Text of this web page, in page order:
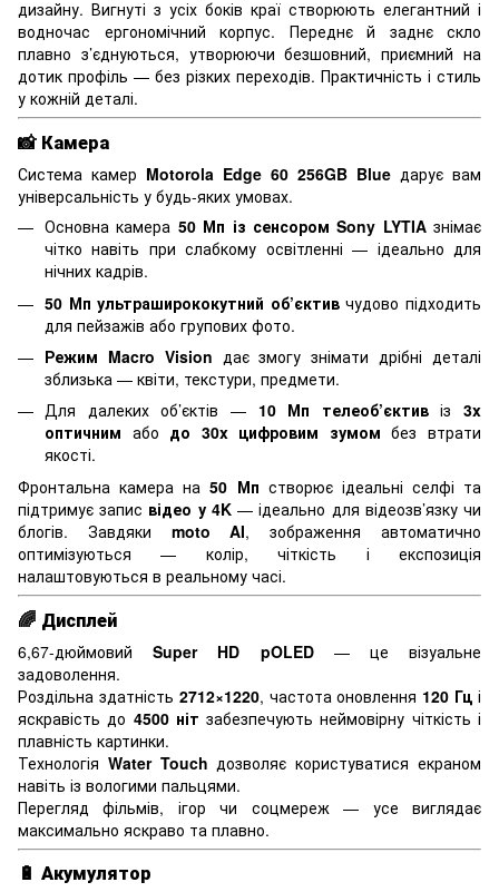
дизайну. Вигнуті з усіх боків краї створюють елегантний і
водночас ергономічний корпус. Переднє й заднє скло
плавно з’єднуються, утворюючи безшовний, приємний на
дотик профіль — без різких переходів. Практичність і стиль
у кожній деталі.
📸 Камера
Система камер Motorola Edge 60 256GB Blue дарує вам
універсальність у будь-яких умовах.
Основна камера 50 Мп із сенсором Sony LYTIAзнімає
чітко навіть при слабкому освітленні — ідеально для
нічних кадрів.
50 Мп ультраширококутний об’єктивчудово підходить
для пейзажів або групових фото.
Режим Macro Vision дає змогу знімати дрібні деталі
зблизька — квіти, текстури, предмети.
Для далеких об’єктів — 10 Мп телеоб’єктивіз 3x
оптичним або до 30x цифровим зумом без втрати
якості.
Фронтальна камера на50 Мп створює ідеальні селфі та
підтримує запис відео у 4K— ідеально для відеозв’язку чи
блогів. Завдяки moto AI, зображення автоматично
оптимізуються — колір, чіткість і експозиція
налаштовуються в реальному часі.
🌈 Дисплей
6,67-дюймовийSuper HD pOLED— це візуальне
задоволення.
Роздільна здатність 2712×1220, частота оновлення 120 Гц і
яскравість до 4500 ніт забезпечують неймовірну чіткість і
плавність картинки.
Технологія Water Touch дозволяє користуватися екраном
навіть із вологими пальцями.
Перегляд фільмів, ігор чи соцмереж — усе виглядає
максимально яскраво та плавно.
🔋 Акумулятор